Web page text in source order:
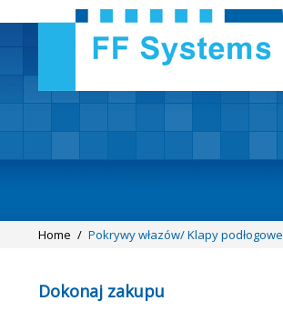
Home / Pokrywy włazów/ Klapy podłogowe
Dokonaj zakupu